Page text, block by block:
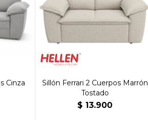
Cinza
Sillón Ferrari 2 Cuerpos Marrón
Tostado
$ 13.900